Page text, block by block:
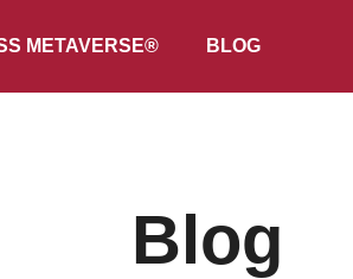
METAVERSE® BLOG
Blog